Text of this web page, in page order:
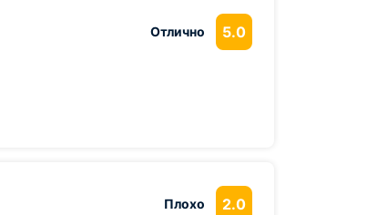
Отлично 5.0
Плохо 2.0